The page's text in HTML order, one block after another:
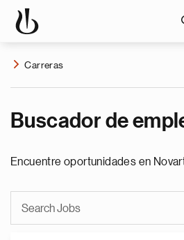
Carreras
Buscador de
Encuentre oportunidades en